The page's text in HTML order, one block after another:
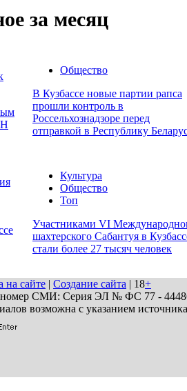
за месяц
Общество
В Кузбассе новые партии рапса
прошли контроль в
Россельхознадзоре перед
отправкой в Республику
Культура
Общество
Топ
Участниками VI
шахтерского Сабантуя в
стали более 27 тысяч человек
на сайте | Создание сайта | 18+
СМИ: Серия ЭЛ № ФС 77 - 44486
возможна с указанием